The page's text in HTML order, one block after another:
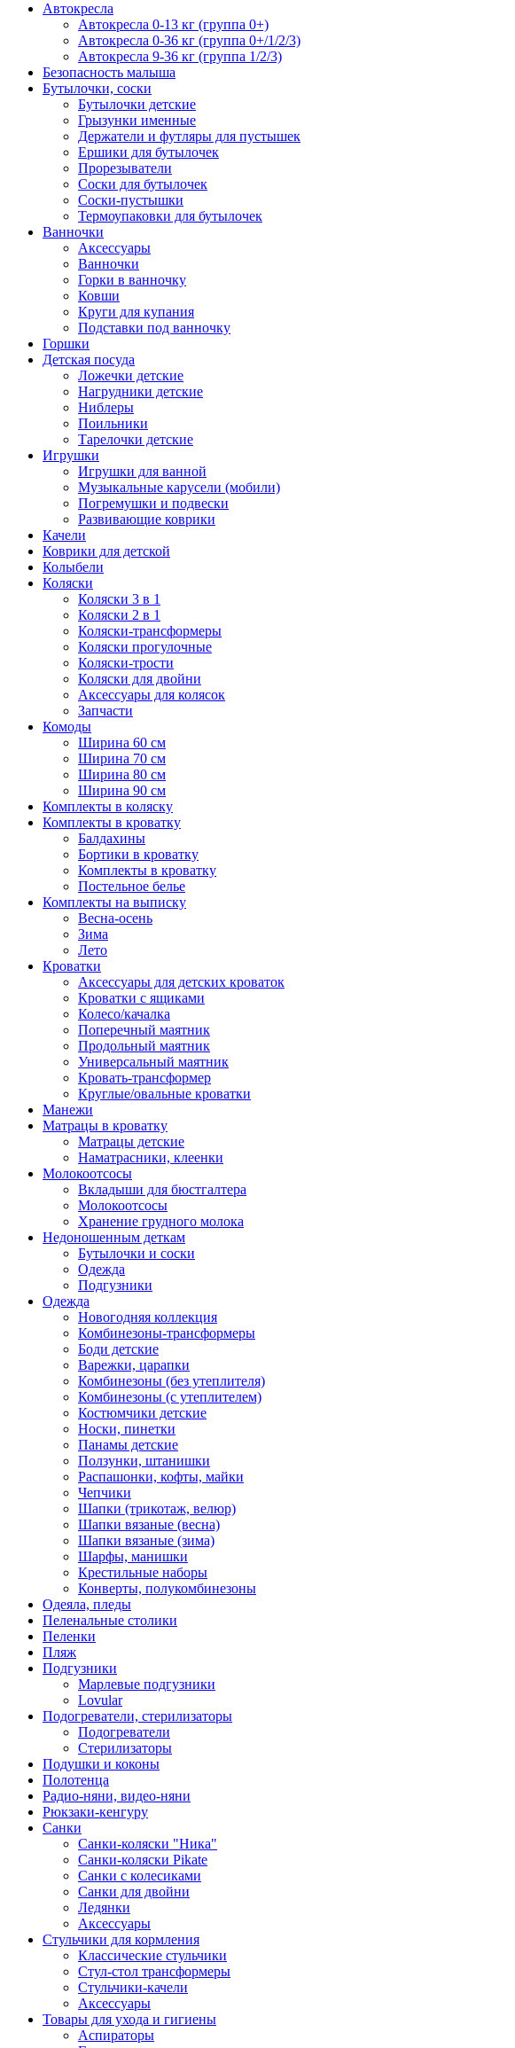
Автокресла
Автокресла 0-13 кг (группа 0+)
Автокресла 0-36 кг (группа 0+/1/2/3)
Автокресла 9-36 кг (группа 1/2/3)
Безопасность малыша
Бутылочки, соски
Бутылочки детские
Грызунки именные
Держатели и футляры для пустышек
Ершики для бутылочек
Прорезыватели
Соски для бутылочек
Соски-пустышки
Термоупаковки для бутылочек
Ванночки
Аксессуары
Ванночки
Горки в ванночку
Ковши
Круги для купания
Подставки под ванночку
Горшки
Детская посуда
Ложечки детские
Нагрудники детские
Ниблеры
Поильники
Тарелочки детские
Игрушки
Игрушки для ванной
Музыкальные карусели (мобили)
Погремушки и подвески
Развивающие коврики
Качели
Коврики для детской
Колыбели
Коляски
Коляски 3 в 1
Коляски 2 в 1
Коляски-трансформеры
Коляски прогулочные
Коляски-трости
Коляски для двойни
Аксессуары для колясок
Запчасти
Комоды
Ширина 60 см
Ширина 70 см
Ширина 80 см
Ширина 90 см
Комплекты в коляску
Комплекты в кроватку
Балдахины
Бортики в кроватку
Комплекты в кроватку
Постельное белье
Комплекты на выписку
Весна-осень
Зима
Лето
Кроватки
Аксессуары для детских кроваток
Кроватки с ящиками
Колесо/качалка
Поперечный маятник
Продольный маятник
Универсальный маятник
Кровать-трансформер
Круглые/овальные кроватки
Манежи
Матрацы в кроватку
Матрацы детские
Наматрасники, клеенки
Молокоотсосы
Вкладыши для бюстгалтера
Молокоотсосы
Хранение грудного молока
Недоношенным деткам
Бутылочки и соски
Одежда
Подгузники
Одежда
Новогодняя коллекция
Комбинезоны-трансформеры
Боди детские
Варежки, царапки
Комбинезоны (без утеплителя)
Комбинезоны (с утеплителем)
Костюмчики детские
Носки, пинетки
Панамы детские
Ползунки, штанишки
Распашонки, кофты, майки
Чепчики
Шапки (трикотаж, велюр)
Шапки вязаные (весна)
Шапки вязаные (зима)
Шарфы, манишки
Крестильные наборы
Конверты, полукомбинезоны
Одеяла, пледы
Пеленальные столики
Пеленки
Пляж
Подгузники
Марлевые подгузники
Lovular
Подогреватели, стерилизаторы
Подогреватели
Стерилизаторы
Подушки и коконы
Полотенца
Радио-няни, видео-няни
Рюкзаки-кенгуру
Санки
Санки-коляски "Ника"
Санки-коляски Pikate
Санки с колесиками
Санки для двойни
Ледянки
Аксессуары
Стульчики для кормления
Классические стульчики
Стул-стол трансформеры
Стульчики-качели
Аксессуары
Товары для ухода и гигиены
Аспираторы